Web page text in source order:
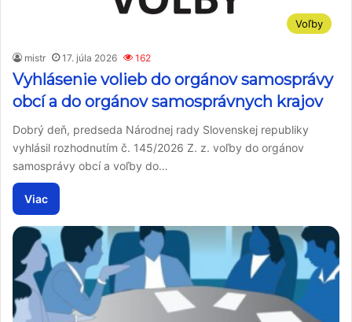
Voľby
mistr 17. júla 2026 162
Vyhlásenie volieb do orgánov samosprávy
obcí a do orgánov samosprávnych krajov
Dobrý deň, predseda Národnej rady Slovenskej republiky
vyhlásil rozhodnutím č. 145/2026 Z. z. voľby do orgánov
samosprávy obcí a voľby do…
Viac